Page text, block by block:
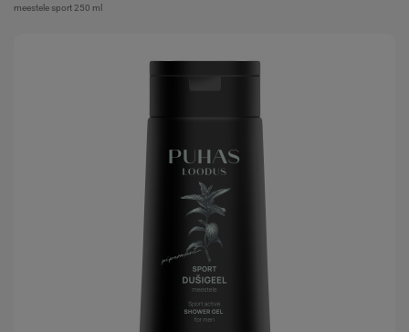
meestele sport 250 ml